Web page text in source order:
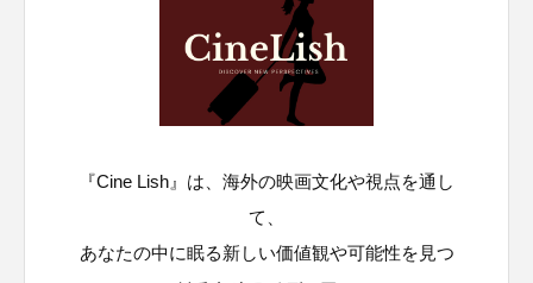
『Cine Lish』は、海外の映画文化や視点を通し
て、
あなたの中に眠る新しい価値観や可能性を見つ